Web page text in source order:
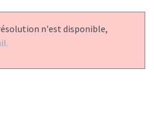
n'est disponible,